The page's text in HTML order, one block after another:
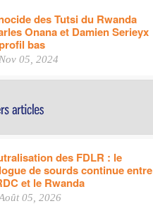
des Tutsi du Rwanda
Onana et Damien Serieyx
bas
Nov 05, 2024
des FDLR : le
de sourds continue entre
et le Rwanda
05, 2026